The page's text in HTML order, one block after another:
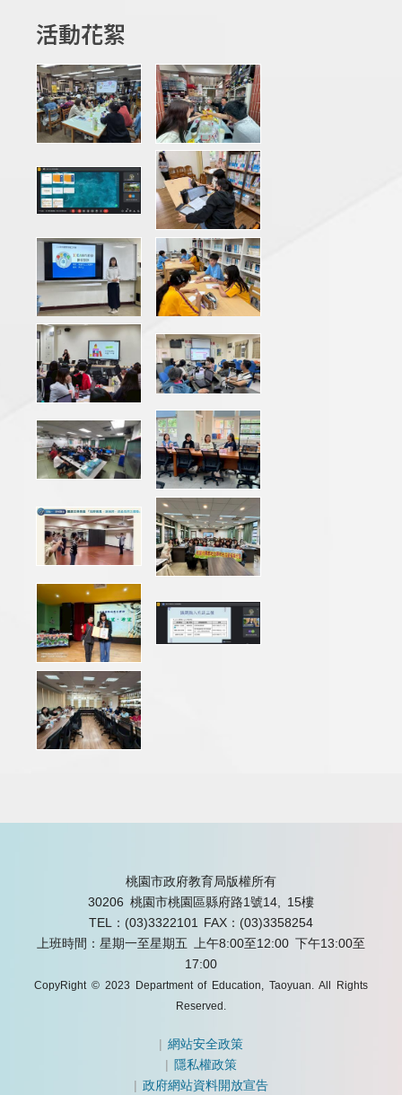
活動花絮
桃園市政府教育局版權所有
30206 桃園市桃園區縣府路1號14, 15樓
TEL：(03)3322101
FAX：(03)3358254
上班時間：星期一至星期五 上午8:00至12:00 下午13:00至
17:00
CopyRight © 2023 Department of Education, Taoyuan. All Rights
Reserved.
|網站安全政策
| 隱私權政策
|政府網站資料開放宣告